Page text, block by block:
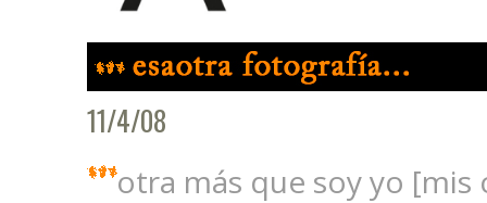
11/4/08
otra más que soy yo [mis